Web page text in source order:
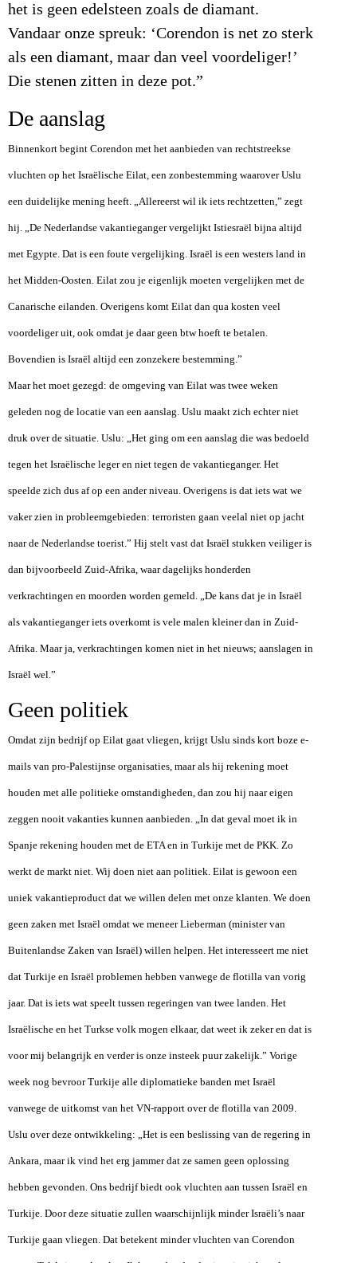
het is geen edelsteen zoals de diamant.
Vandaar onze spreuk: ‘Corendon is net zo sterk
als een diamant, maar dan veel voordeliger!’
Die stenen zitten in deze pot.”
De aanslag
Binnenkort begint Corendon met het aanbieden van rechtstreekse
vluchten op het Israëlische Eilat, een zonbestemming waarover Uslu
een duidelijke mening heeft. „Allereerst wil ik iets rechtzetten,” zegt
hij. „De Nederlandse vakantieganger vergelijkt Istiesraël bijna altijd
met Egypte. Dat is een foute vergelijking. Israël is een westers land in
het Midden-Oosten. Eilat zou je eigenlijk moeten vergelijken met de
Canarische eilanden. Overigens komt Eilat dan qua kosten veel
voordeliger uit, ook omdat je daar geen btw hoeft te betalen.
Bovendien is Israël altijd een zonzekere bestemming.”
Maar het moet gezegd: de omgeving van Eilat was twee weken
geleden nog de locatie van een aanslag. Uslu maakt zich echter niet
druk over de situatie. Uslu: „Het ging om een aanslag die was bedoeld
tegen het Israëlische leger en niet tegen de vakantieganger. Het
speelde zich dus af op een ander niveau. Overigens is dat iets wat we
vaker zien in probleemgebieden: terroristen gaan veelal niet op jacht
naar de Nederlandse toerist.” Hij stelt vast dat Israël stukken veiliger is
dan bijvoorbeeld Zuid-Afrika, waar dagelijks honderden
verkrachtingen en moorden worden gemeld. „De kans dat je in Israël
als vakantieganger iets overkomt is vele malen kleiner dan in Zuid-
Afrika. Maar ja, verkrachtingen komen niet in het nieuws; aanslagen in
Israël wel.”
Geen politiek
Omdat zijn bedrijf op Eilat gaat vliegen, krijgt Uslu sinds kort boze e-
mails van pro-Palestijnse organisaties, maar als hij rekening moet
houden met alle politieke omstandigheden, dan zou hij naar eigen
zeggen nooit vakanties kunnen aanbieden. „In dat geval moet ik in
Spanje rekening houden met de ETA en in Turkije met de PKK. Zo
werkt de markt niet. Wij doen niet aan politiek. Eilat is gewoon een
uniek vakantieproduct dat we willen delen met onze klanten. We doen
geen zaken met Israël omdat we meneer Lieberman (minister van
Buitenlandse Zaken van Israël) willen helpen. Het interesseert me niet
dat Turkije en Israël problemen hebben vanwege de flotilla van vorig
jaar. Dat is iets wat speelt tussen regeringen van twee landen. Het
Israëlische en het Turkse volk mogen elkaar, dat weet ik zeker en dat is
voor mij belangrijk en verder is onze insteek puur zakelijk.” Vorige
week nog bevroor Turkije alle diplomatieke banden met Israël
vanwege de uitkomst van het VN-rapport over de flotilla van 2009.
Uslu over deze ontwikkeling: „Het is een beslissing van de regering in
Ankara, maar ik vind het erg jammer dat ze samen geen oplossing
hebben gevonden. Ons bedrijf biedt ook vluchten aan tussen Israël en
Turkije. Door deze situatie zullen waarschijnlijk minder Israëli’s naar
Turkije gaan vliegen. Dat betekent minder vluchten van Corendon